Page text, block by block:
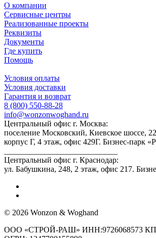
О компании
Сервисные центры
Реализованные проекты
Реквизиты
Документы
Где купить
Помощь
Условия оплаты
Условия доставки
Гарантия и возврат
8 (800) 550-88-28
info@wonzonwoghand.ru
Центральный офис г. Москва:
поселение Московский, Киевское шоссе,
корпус Г, 4 этаж, офис 429Г. Бизнес-парк
Центральный офис г. Краснодар:
ул. Бабушкина, 248, 2 этаж, офис 217.
© 2026 Wonzon & Woghand
ООО «СТРОЙ-РАШ» ИНН:9726068573